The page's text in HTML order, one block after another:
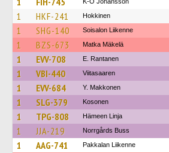
1 HKF-241 Hokkinen
1 SHG-140 Soisalon Liikenne
1 BZS-673 Matka Mäkelä
1 EVV-708 E. Rantanen
1 VBI-440 Viitasaaren
1 EVV-684 Y. Makkonen
1 SLG-379 Kosonen
1 TPG-808 Hämeen Linja
1 JJA-219 Norrgårds Buss
1 AAG-741 Pakkalan Liikenne